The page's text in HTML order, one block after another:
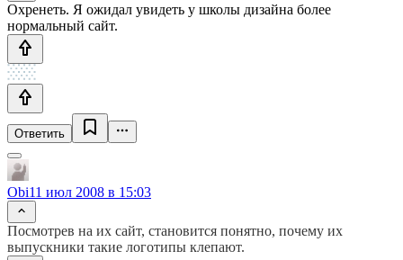
Охренеть. Я ожидал увидеть у школы дизайна более
нормальный сайт.
Ответить
Obi11 июл 2008 в 15:03
Посмотрев на их сайт, становится понятно, почему их
выпускники такие логотипы клепают.